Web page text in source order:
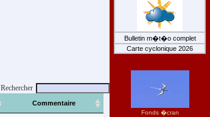
Rechercher
Commentaire
Bulletin m�t�o complet
Carte cyclonique 2026
Fonds �cran